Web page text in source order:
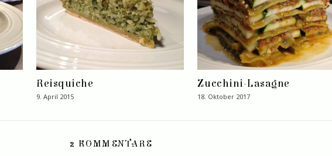
Reisquiche
9. April 2015
Zucchini-Lasagne
18. Oktober 2017
2 KOMMENTARE